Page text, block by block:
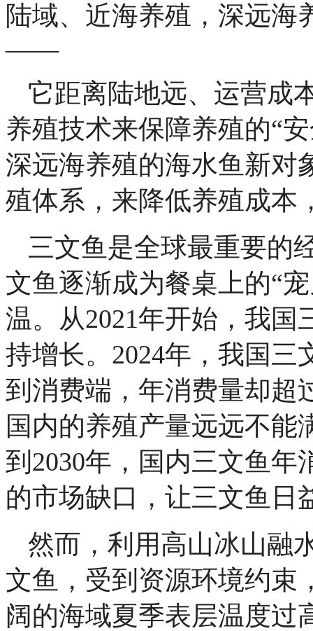
陆域、近海养殖，深远海
——
它距离陆地远、运营成
养殖技术来保障养殖的“
深远海养殖的海水鱼新对
殖体系，来降低养殖成本
三文鱼是全球最重要的
文鱼逐渐成为餐桌上的“
温。从2021年开始，我国
持增长。2024年，我国三
到消费端，年消费量却超
国内的养殖产量远远不能
到2030年，国内三文鱼年
的市场缺口，让三文鱼日
然而，利用高山冰山融
文鱼，受到资源环境约束
阔的海域夏季表层温度过